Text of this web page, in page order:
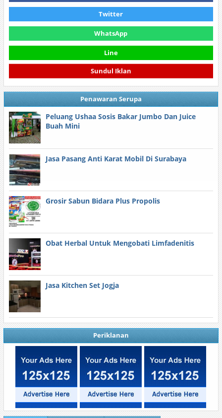
Twitter
WhatsApp
Line
Sundul Iklan
Penawaran Serupa
Peluang Ushaa Sosis Bakar Jumbo Dan Juice
Buah Mini
Jasa Pasang Anti Karat Mobil Di Surabaya
Grosir Sabun Bidara Plus Propolis
Obat Herbal Untuk Mengobati Limfadenitis
Jasa Kitchen Set Jogja
Periklanan